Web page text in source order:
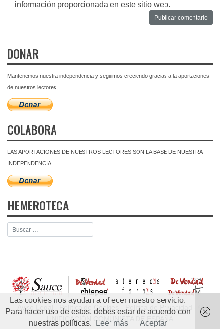
información proporcionada en este sitio web.
DONAR
Mantenemos nuestra independencia y seguimos creciendo gracias a la aportaciones
de nuestros lectores.
COLABORA
LAS APORTACIONES DE NUESTROS LECTORES SON LA BASE DE NUESTRA
INDEPENDENCIA
HEMEROTECA
Aviso Legal Política de Cookies Política de Privacidad
- ©
UNIFICACIÓN COMUNISTA DE ESPAÑA
Las cookies nos ayudan a ofrecer nuestro servicio.
Para hacer uso de estos, debes estar de acuerdo con
nuestras políticas.
Leer más Aceptar